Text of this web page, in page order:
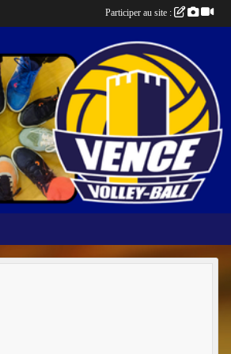
Participer au site :